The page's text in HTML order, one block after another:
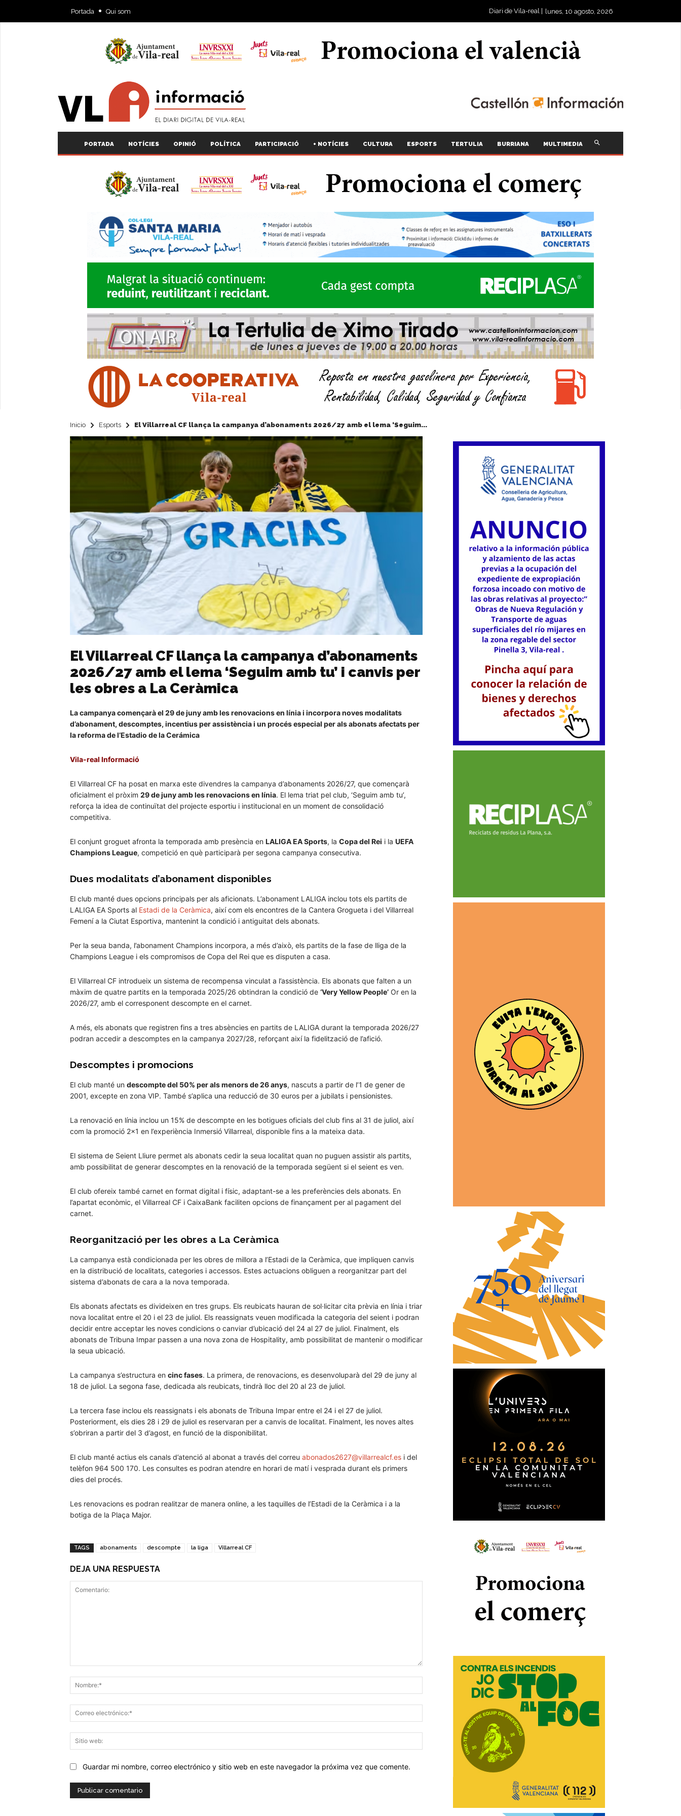
Portada Qui som Diari de Vila-real | lunes, 10 agosto, 2026
PORTADA NOTÍCIES OPINIÓ POLÍTICA PARTICIPACIÓ + NOTÍCIES CULTURA ESPORTS TERTULIA BURRIANA MULTIMEDIA
Inicio Esports El Villarreal CF llança la campanya d’abonaments 2026/27 amb el lema ‘Seguim...
El Villarreal CF llança la campanya d’abonaments
2026/27 amb el lema ‘Seguim amb tu’ i canvis per
les obres a La Ceràmica
La campanya començarà el 29 de juny amb les renovacions en línia i incorpora noves modalitats
d’abonament, descomptes, incentius per assistència i un procés especial per als abonats afectats per
la reforma de l’Estadio de la Cerámica
Vila-real Informació
El Villarreal CF ha posat en marxa este divendres la campanya d’abonaments 2026/27, que començarà
oficialment el pròxim 29 de juny amb les renovacions en línia. El lema triat pel club, ‘Seguim amb tu’,
reforça la idea de continuïtat del projecte esportiu i institucional en un moment de consolidació
competitiva.
El conjunt groguet afronta la temporada amb presència en LALIGA EA Sports, la Copa del Rei i la UEFA
Champions League, competició en què participarà per segona campanya consecutiva.
Dues modalitats d’abonament disponibles
El club manté dues opcions principals per als aficionats. L’abonament LALIGA inclou tots els partits de
LALIGA EA Sports al Estadi de la Ceràmica, així com els encontres de la Cantera Grogueta i del Villarreal
Femení a la Ciutat Esportiva, mantenint la condició i antiguitat dels abonats.
Per la seua banda, l’abonament Champions incorpora, a més d’això, els partits de la fase de lliga de la
Champions League i els compromisos de Copa del Rei que es disputen a casa.
El Villarreal CF introdueix un sistema de recompensa vinculat a l’assistència. Els abonats que falten a un
màxim de quatre partits en la temporada 2025/26 obtindran la condició de ‘Very Yellow People’ Or en la
2026/27, amb el corresponent descompte en el carnet.
A més, els abonats que registren fins a tres absències en partits de LALIGA durant la temporada 2026/27
podran accedir a descomptes en la campanya 2027/28, reforçant així la fidelització de l’afició.
Descomptes i promocions
El club manté un descompte del 50% per als menors de 26 anys, nascuts a partir de l’1 de gener de
2001, excepte en zona VIP. També s’aplica una reducció de 30 euros per a jubilats i pensionistes.
La renovació en línia inclou un 15% de descompte en les botigues oficials del club fins al 31 de juliol, així
com la promoció 2x1 en l’experiència Inmersió Villarreal, disponible fins a la mateixa data.
El sistema de Seient Lliure permet als abonats cedir la seua localitat quan no puguen assistir als partits,
amb possibilitat de generar descomptes en la renovació de la temporada següent si el seient es ven.
El club ofereix també carnet en format digital i físic, adaptant-se a les preferències dels abonats. En
l’apartat econòmic, el Villarreal CF i CaixaBank faciliten opcions de finançament per al pagament del
carnet.
Reorganització per les obres a La Ceràmica
La campanya està condicionada per les obres de millora a l’Estadi de la Ceràmica, que impliquen canvis
en la distribució de localitats, categories i accessos. Estes actuacions obliguen a reorganitzar part del
sistema d’abonats de cara a la nova temporada.
Els abonats afectats es divideixen en tres grups. Els reubicats hauran de sol·licitar cita prèvia en línia i triar
nova localitat entre el 20 i el 23 de juliol. Els reassignats veuen modificada la categoria del seient i podran
decidir entre acceptar les noves condicions o canviar d’ubicació del 24 al 27 de juliol. Finalment, els
abonats de Tribuna Impar passen a una nova zona de Hospitality, amb possibilitat de mantenir o modificar
la seua ubicació.
La campanya s’estructura en cinc fases. La primera, de renovacions, es desenvoluparà del 29 de juny al
18 de juliol. La segona fase, dedicada als reubicats, tindrà lloc del 20 al 23 de juliol.
La tercera fase inclou els reassignats i els abonats de Tribuna Impar entre el 24 i el 27 de juliol.
Posteriorment, els dies 28 i 29 de juliol es reservaran per a canvis de localitat. Finalment, les noves altes
s’obriran a partir del 3 d’agost, en funció de la disponibilitat.
El club manté actius els canals d’atenció al abonat a través del correu abonados2627@villarrealcf.es i del
telèfon 964 500 170. Les consultes es podran atendre en horari de matí i vesprada durant els primers
dies del procés.
Les renovacions es podran realitzar de manera online, a les taquilles de l’Estadi de la Ceràmica i a la
botiga de la Plaça Major.
TAGS abonaments descompte la liga Villarreal CF
DEJA UNA RESPUESTA
electrónico:*
web:
Guardar mi nombre, correo electrónico y sitio web en este navegador la próxima vez que comente.